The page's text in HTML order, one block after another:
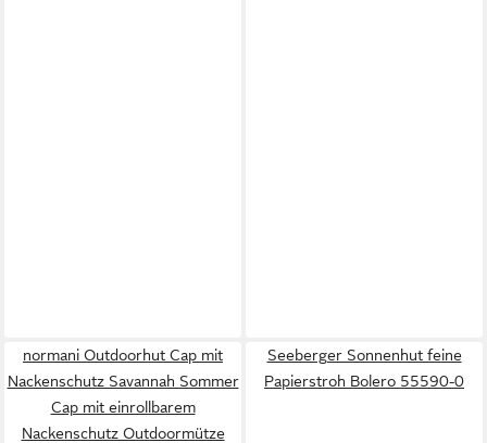
normani Outdoorhut Cap mit
Nackenschutz Savannah Sommer
Cap mit einrollbarem
Nackenschutz Outdoormütze
Seeberger Sonnenhut feine
Papierstroh Bolero 55590-0